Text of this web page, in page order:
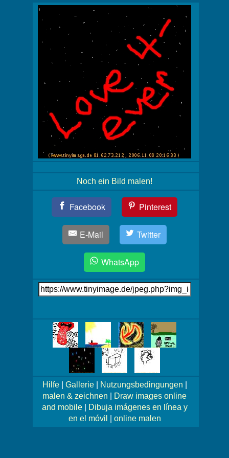
Noch ein Bild malen!
Facebook Pinterest
E-Mail Twitter
WhatsApp
Link
auf's
Mehr
Bilder!
Hilfe| Gallerie| Nutzungsbedingungen
malen & zeichnen
Draw images online
and mobile|
Dibuja imágenes en línea y
en el móvil
online malen